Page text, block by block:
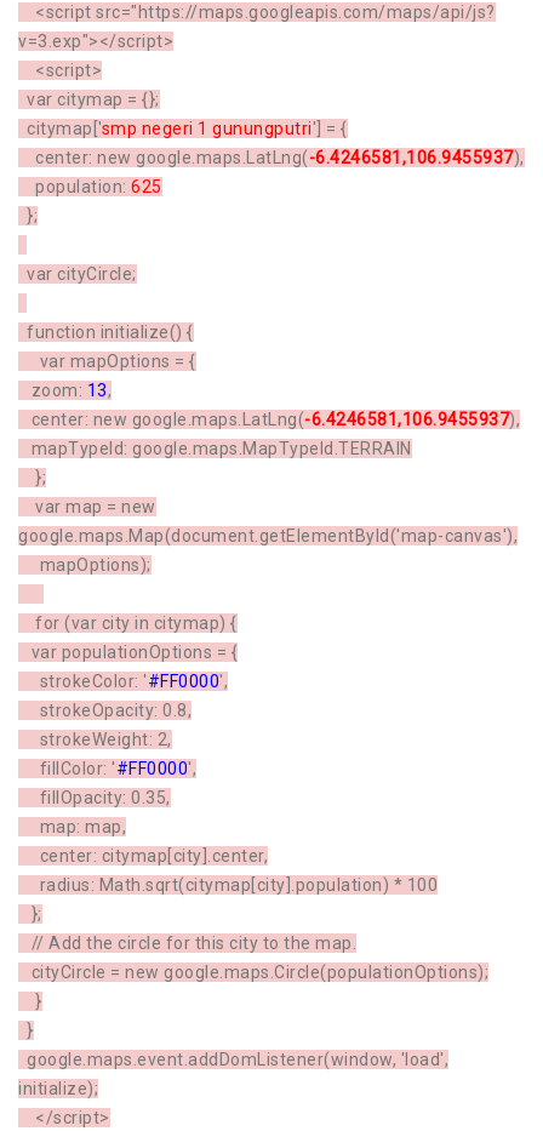
<script src="https://maps.googleapis.com/maps/api/js?
v=3.exp"></script>
<script>
var citymap = {};
citymap['smp negeri 1 gunungputri'] = {
center: new google.maps.LatLng(-6.4246581,106.9455937),
population: 625
};
var cityCircle;
function initialize() {
var mapOptions = {
zoom: 13,
center: new google.maps.LatLng(-6.4246581,106.9455937),
mapTypeId: google.maps.MapTypeId.TERRAIN
};
var map = new
google.maps.Map(document.getElementById('map-canvas'),
mapOptions);
for (var city in citymap) {
var populationOptions = {
strokeColor: '#FF0000',
strokeOpacity: 0.8,
strokeWeight: 2,
fillColor: '#FF0000',
fillOpacity: 0.35,
map: map,
center: citymap[city].center,
radius: Math.sqrt(citymap[city].population) * 100
};
// Add the circle for this city to the map.
cityCircle = new google.maps.Circle(populationOptions);
}
}
google.maps.event.addDomListener(window, 'load',
initialize);
</script>